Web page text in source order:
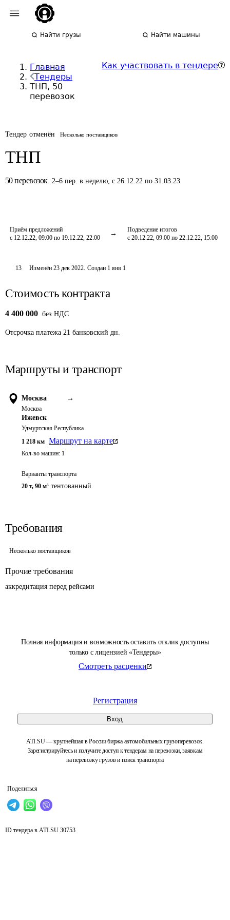
Найти грузы Найти машины
Главная
Тендеры
ТНП, 50
перевозок
Как участвовать в тендере
Тендер отменён Несколько поставщиков
ТНП
50 перевозок 2–6 пер. в неделю, с 26.12.22 по 31.03.23
Приём предложений
с 12.12.22, 09:00 по 19.12.22, 22:00
Подведение итогов
с 20.12.22, 09:00 по 22.12.22, 15:00
Полная информация и возможность оставить отклик доступны
только с лицензией «Тендеры»
Смотреть расценки
Регистрация
Вход
ATI.SU — крупнейшая в России биржа автомобильных грузоперевозок.
Зарегистрируйтесь и получите доступ к тендерам на перевозки, заявкам
на перевозку грузов и поиск транспорта
Поделиться
13 Изменён23 дек 2022. Создан 1 янв 1
Стоимость контракта
4 400 000 без НДС
Отсрочка платежа 21 банковский дн.
Маршруты и транспорт
Москва →
Москва
Ижевск
Удмуртская Республика
1 218 км Маршрут на карте
Кол-во машин: 1
Варианты транспорта
20 т, 90 м³ тентованный
Требования
Несколько поставщиков
Прочие требования
аккредитация перед рейсами
ID тендера в ATI.SU 30753